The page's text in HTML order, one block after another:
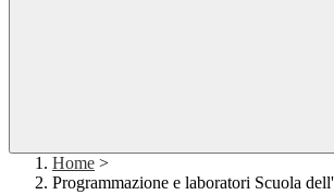
Home >
Programmazione e laboratori Scuola